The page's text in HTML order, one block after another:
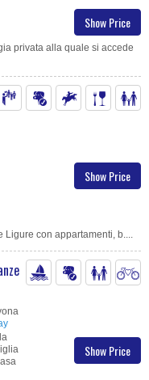
Show Price
privata alla quale si accede
Show Price
con appartamenti, b....
Show Price